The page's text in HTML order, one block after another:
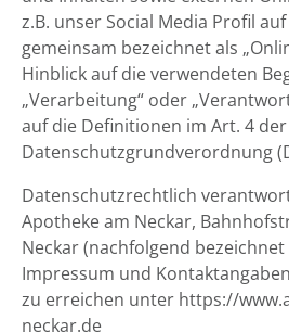
z.B. unser Social Media Profil
gemeinsam bezeichnet als
Hinblick auf die verwendeten
„Verarbeitung“ oder
auf die Definitionen im Art. 4 der
Datenschutzgrundverordnung
Datenschutzrechtlich
Apotheke am Neckar,
Neckar (nachfolgend
Impressum und
zu erreichen unter https://
neckar.de